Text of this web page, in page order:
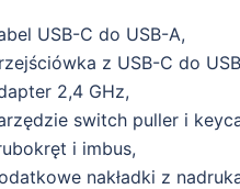
USB-C do USB-A,
z USB-C do
2,4 GHz,
switch puller i
i imbus,
nakładki z